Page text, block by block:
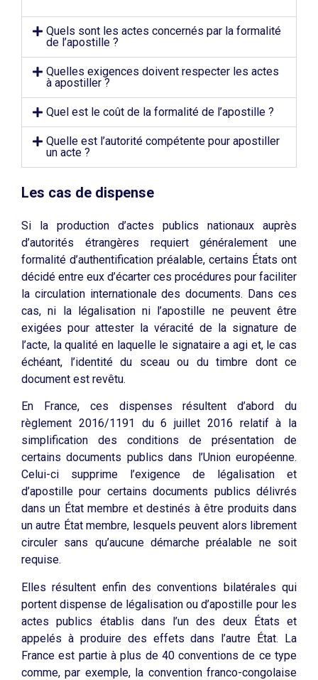
Quels sont les actes concernés par la formalité
de l’apostille ?
Quelles exigences doivent respecter les actes
à apostiller ?
Quel est le coût de la formalité de l’apostille ?
Quelle est l’autorité compétente pour apostiller
un acte ?
Les cas de dispense
Si la production d’actes publics nationaux auprès
d’autorités étrangères requiert généralement une
formalité d’authentification préalable, certains États ont
décidé entre eux d’écarter ces procédures pour faciliter
la circulation internationale des documents. Dans ces
cas, ni la légalisation ni l’apostille ne peuvent être
exigées pour attester la véracité de la signature de
l’acte, la qualité en laquelle le signataire a agi et, le cas
échéant, l’identité du sceau ou du timbre dont ce
document est revêtu.
En France, ces dispenses résultent d’abord du
règlement 2016/1191 du 6 juillet 2016 relatif à la
simplification des conditions de présentation de
certains documents publics dans l’Union européenne.
Celui-ci supprime l’exigence de légalisation et
d’apostille pour certains documents publics délivrés
dans un État membre et destinés à être produits dans
un autre État membre, lesquels peuvent alors librement
circuler sans qu’aucune démarche préalable ne soit
requise.
Elles résultent enfin des conventions bilatérales qui
portent dispense de légalisation ou d’apostille pour les
actes publics établis dans l’un des deux États et
appelés à produire des effets dans l’autre État. La
France est partie à plus de 40 conventions de ce type
comme, par exemple, la convention franco-congolaise